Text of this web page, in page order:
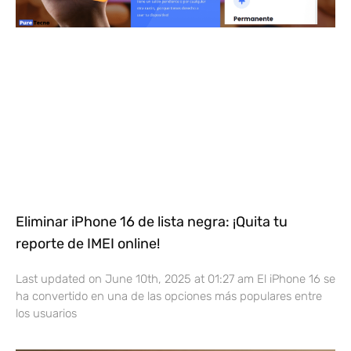
Eliminar iPhone 16 de lista negra: ¡Quita tu
reporte de IMEI online!
Last updated on June 10th, 2025 at 01:27 am El iPhone 16 se
ha convertido en una de las opciones más populares entre
los usuarios